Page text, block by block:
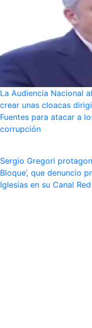
La Audiencia Nacional
crear unas cloacas
Fuentes para atacar a
corrupción
Sergio Gregori
Bloque’, que denuncio
Iglesias en su Canal Red